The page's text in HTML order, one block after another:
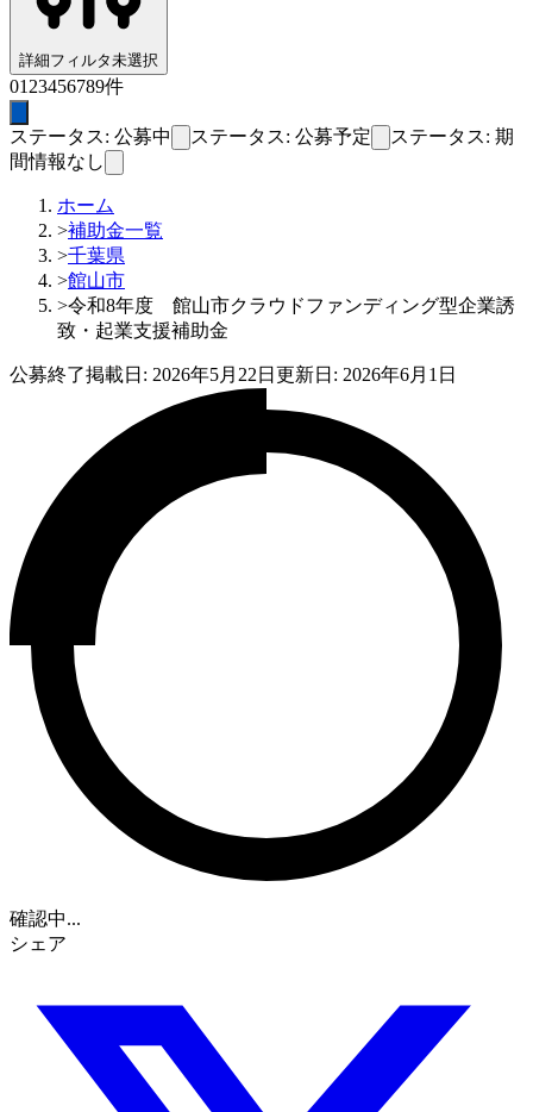
詳細フィルタ未選択
01 23456789件
ステータス: 公募中 ステータス: 公募予定
ステータス: 期
間情報なし
ホーム
>補助金一覧
>千葉県
>館山市
>令和8年度 館山市クラウドファンディング型企業誘
致・起業支援補助金
公募終了掲載日: 2026年5月22日 更新日: 2026年6月1日
確認中...
シェア